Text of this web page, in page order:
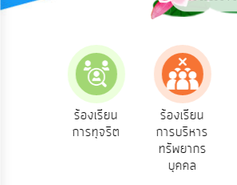
ความ
ยุทธศาสตร์/
ร้องเรียน
การทุจริต
ร้องเรียน
การบริหาร
ทรัพยากร
บุคคล